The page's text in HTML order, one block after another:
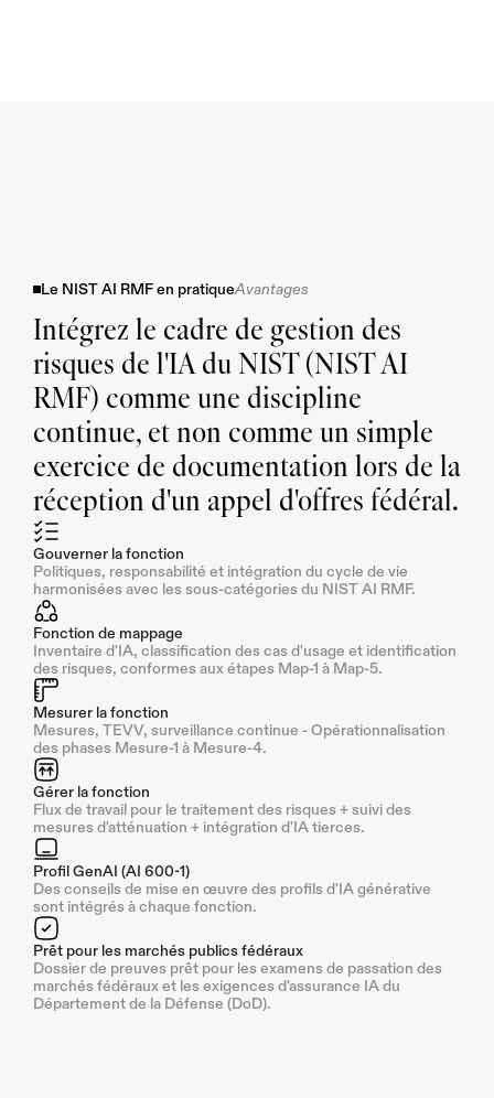
Le NIST AI RMF en pratiqueAvantages
Intégrez le cadre de gestion des
risques de l'IA du NIST (NIST AI
RMF) comme une discipline
continue, et non comme un simple
exercice de documentation lors de la
réception d'un appel d'offres fédéral.
Gouverner la fonction
Politiques, responsabilité et intégration du cycle de vie
harmonisées avec les sous-catégories du NIST AI RMF.
Fonction de mappage
Inventaire d'IA, classification des cas d'usage et identification
des risques, conformes aux étapes Map-1 à Map-5.
Mesurer la fonction
Mesures, TEVV, surveillance continue - Opérationnalisation
des phases Mesure-1 à Mesure-4.
Gérer la fonction
Flux de travail pour le traitement des risques + suivi des
mesures d'atténuation + intégration d'IA tierces.
Profil GenAI (AI 600-1)
Des conseils de mise en œuvre des profils d'IA générative
sont intégrés à chaque fonction.
Prêt pour les marchés publics fédéraux
Dossier de preuves prêt pour les examens de passation des
marchés fédéraux et les exigences d'assurance IA du
Département de la Défense (DoD).